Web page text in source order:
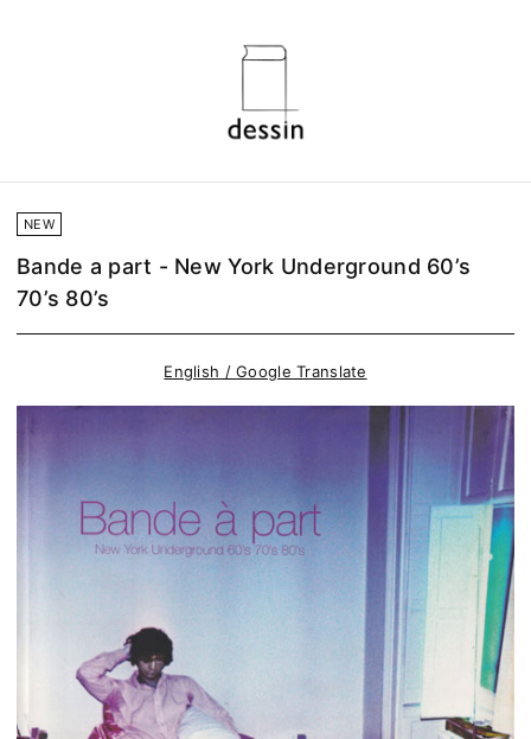
NEW
Bande a part - New York Underground 60’s
70’s 80’s
English / Google Translate